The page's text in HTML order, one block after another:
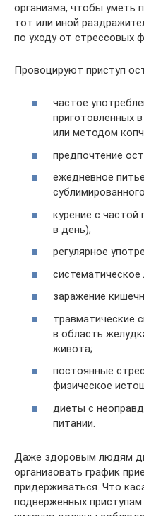
организма, чтобы уметь
тот или иной
по уходу от стрессовых
Провоцируют приступ
частое
приготовленных
или методом
предпочтение
ежедневное
курение с частой
в день);
регулярное
систематическое
заражение
травматические
в область
живота;
постоянные
физическое
диеты с
питании.
Даже здоровым людям
организовать график
придерживаться. Что
подверженных приступам